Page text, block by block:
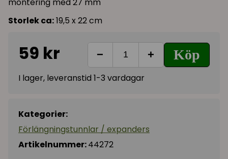
Storlek ca:19,5 x 22 cm
59 kr − + Köp
I lager, leveranstid 1-3 vardagar
Kategorier:
Förlängningstunnlar / expanders
Artikelnummer:44272